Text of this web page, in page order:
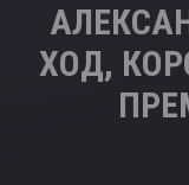
ХОД,